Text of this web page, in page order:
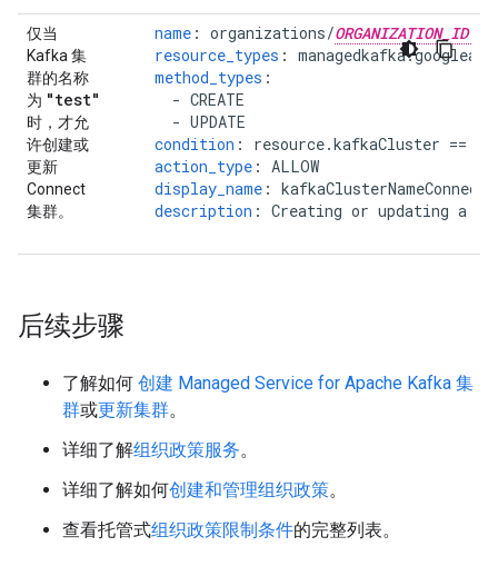
仅当
Kafka 集
群的名称
为 "test"
时，才允
许创建或
更新
Connect
集群。
name : organizations/ORGANIZATION_ID
resource_types :
method_types :
- CREATE
- UPDATE
condition :
resource.kafkaCluster ==
action_type : ALLOW
display_name :
description : Creating or updating a
后续步骤
了解如何 创建 Managed Service for Apache Kafka 集
群或更新集群。
详细了解组织政策服务。
详细了解如何创建和管理组织政策。
查看托管式组织政策限制条件的完整列表。